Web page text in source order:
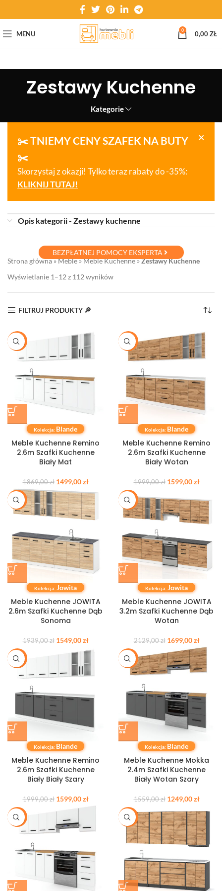
MENU 0 0,00ZŁ
Zestawy Kuchenne
Kategorie
×
✂️ TNIEMY CENY SZAFEK NA BUTY
✂️
Skorzystaj z okazji! Tylko teraz rabaty do -35%:
KLIKNIJ TUTAJ!
Opis kategorii - Zestawy kuchenne
BEZPŁATNEJ POMOCY EKSPERTA
Strona główna»Meble»Meble Kuchenne»Zestawy Kuchenne
Wyświetlanie 1–12 z 112 wyników
FILTRUJ PRODUKTY 🔎
-20%
Kolekcja: Blande
Meble Kuchenne Remino
2.6m Szafki Kuchenne
Biały Mat
1869,00zł 1499,00zł
-20%
Kolekcja: Blande
Meble Kuchenne Remino
2.6m Szafki Kuchenne
Biały Wotan
1999,00zł 1599,00zł
-20%
Kolekcja: Jowita
Meble Kuchenne JOWITA
2.6m Szafki Kuchenne Dąb
Sonoma
1939,00zł 1549,00zł
-20%
Kolekcja: Jowita
Meble Kuchenne JOWITA
3.2m Szafki Kuchenne Dąb
Wotan
2129,00zł 1699,00zł
-20%
Kolekcja: Blande
Meble Kuchenne Remino
2.6m Szafki Kuchenne
Biały Biały Szary
1999,00zł 1599,00zł
-20%
Kolekcja: Blande
Meble Kuchenne Mokka
2.4m Szafki Kuchenne
Biały Wotan Szary
1559,00zł 1249,00zł
-20% -20%